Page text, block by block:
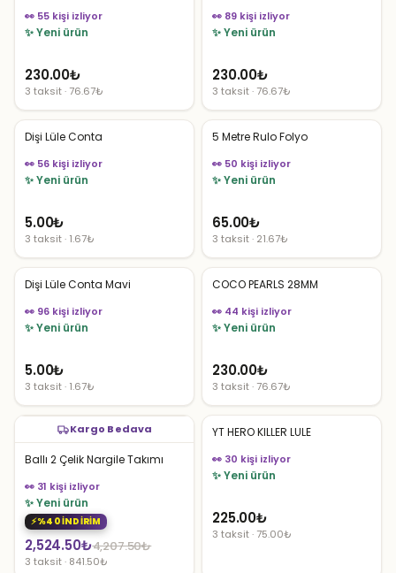
👀 55 kişi izliyor
✨ Yeni ürün
230.00₺
3 taksit · 76.67₺
👀 89 kişi izliyor
✨ Yeni ürün
230.00₺
3 taksit · 76.67₺
Dişi Lüle Conta
👀 56 kişi izliyor
✨ Yeni ürün
5.00₺
3 taksit · 1.67₺
5 Metre Rulo Folyo
👀 50 kişi izliyor
✨ Yeni ürün
65.00₺
3 taksit · 21.67₺
Dişi Lüle Conta Mavi
👀 96 kişi izliyor
✨ Yeni ürün
5.00₺
3 taksit · 1.67₺
COCO PEARLS 28MM
👀 44 kişi izliyor
✨ Yeni ürün
230.00₺
3 taksit · 76.67₺
Kargo Bedava
Ballı 2 Çelik Nargile Takımı
👀 31 kişi izliyor
✨ Yeni ürün
%40 İNDİRİM
4,207.50₺
Orijinal
fiyat:
2,524.50₺
Şu
andaki
3 taksit · 841.50₺
YT HERO KILLER LULE
👀 30 kişi izliyor
✨ Yeni ürün
225.00₺
3 taksit · 75.00₺